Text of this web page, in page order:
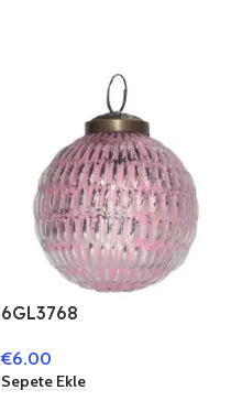
6GL3768
Ø 7 CM ROSA GLAS
WEIHNACHTSDEKO
€6.00
Sepete Ekle